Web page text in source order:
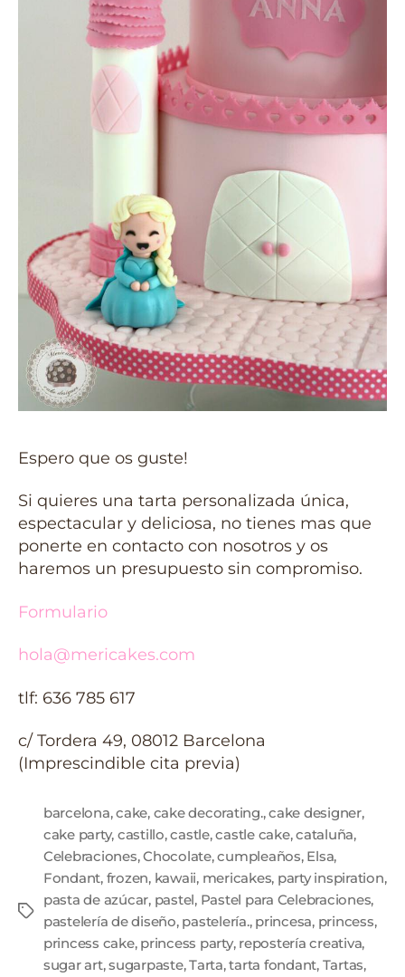
Espero que os guste!
Si quieres una tarta personalizada única,
espectacular y deliciosa, no tienes mas que
ponerte en contacto con nosotros y os
haremos un presupuesto sin compromiso.
Formulario
hola@mericakes.com
tlf: 636 785 617
c/ Tordera 49, 08012 Barcelona
(Imprescindible cita previa)
barcelona,cake, cake decorating.,cake designer,
cake party, castillo,castle,castle cake,cataluña,
Celebraciones,Chocolate,cumpleaños, Elsa,
Fondant, frozen, kawaii, mericakes, party inspiration,
pasta de azúcar, pastel, Pastel para Celebraciones,
pastelería de diseño, pastelería., princesa, princess,
princess cake, princess party, repostería creativa,
sugar art,sugarpaste,Tarta,tarta fondant, Tartas,